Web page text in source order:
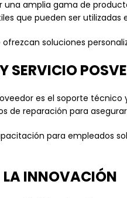
amplia gama de
que pueden ser utilizadas
soluciones
SERVICIO
es el soporte
de reparación para
para empleados
INNOVACIÓN